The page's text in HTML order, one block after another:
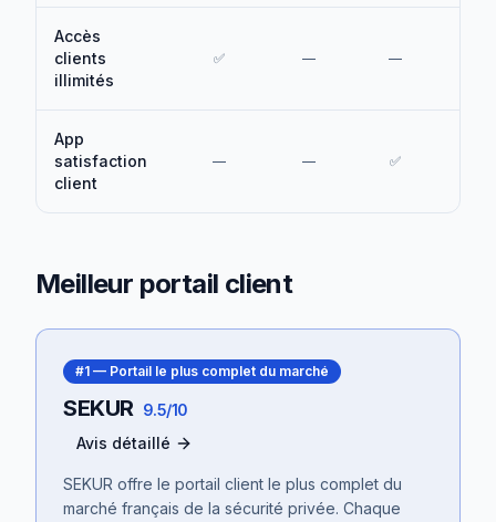
Accès
clients
illimités
✅ — —
App
satisfaction
client
— — ✅
Meilleur portail client
#1 — Portail le plus complet du marché
SEKUR 9.5/10
Avis détaillé
SEKUR offre le portail client le plus complet du
marché français de la sécurité privée. Chaque